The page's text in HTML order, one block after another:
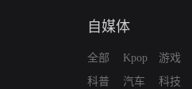
自媒体
全部
科普
Kpop
汽车
游戏
科技